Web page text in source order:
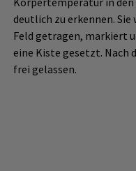
deutlich zu erkennen. Sie
Feld getragen, markiert
eine Kiste gesetzt. Nach
frei gelassen.